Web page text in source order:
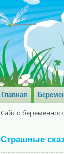
Главная
Сайт о
Страшные